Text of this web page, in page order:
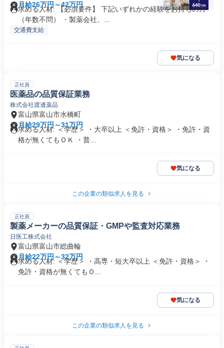
月給26万円～42万円
求める人材: 【必須要件】 下記いずれかの経験をお持ちの方
（年数不問） ・製薬会社、...
交通費支給
気になる
正社員
医薬品の品質保証業務
株式会社渡邊薬品
富山県富山市水橋町
月給29万円～31万円
求める人材: ＜学歴＞ ・大卒以上 ＜免許・資格＞ ・免許・資
格が無くてもＯＫ ・普...
気になる
この企業の類似求人を見る
正社員
製薬メーカーの品質保証・GMPや監査対応業務
日医工株式会社
富山県富山市総曲輪
月給22万円～32万円
求める人材: ＜学歴＞ ・高専・短大卒以上 ＜免許・資格＞ ・
免許・資格が無くてもＯ...
気になる
この企業の類似求人を見る